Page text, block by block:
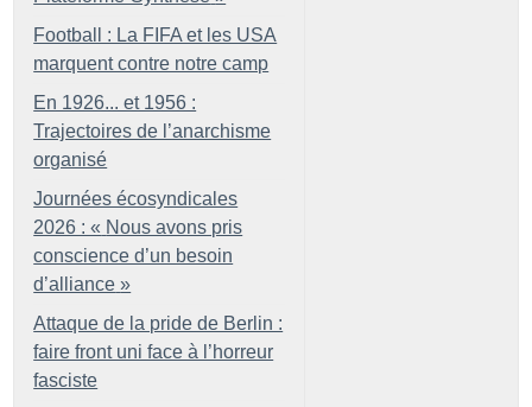
Football : La FIFA et les USA
marquent contre notre camp
En 1926... et 1956 :
Trajectoires de l’anarchisme
organisé
Journées écosyndicales
2026 : « Nous avons pris
conscience d’un besoin
d’alliance »
Attaque de la pride de Berlin :
faire front uni face à l’horreur
fasciste